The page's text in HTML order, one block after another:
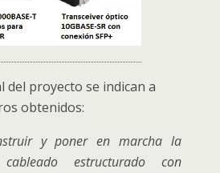
del proyecto se indican a
obtenidos:
y poner en marcha la
estructurado con